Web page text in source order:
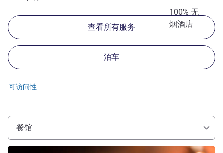
100% 无
烟酒店
查看所有服务
泊车
可访问性
餐馆
请参阅详情